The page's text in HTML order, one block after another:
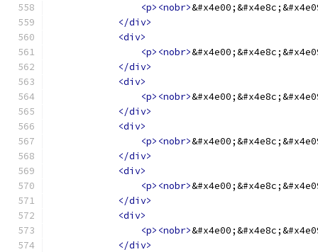
<p><nobr>
</div>
<div>
<p><nobr>
</div>
<div>
<p><nobr>
</div>
<div>
<p><nobr>
</div>
<div>
<p><nobr>
</div>
<div>
<p><nobr>
</div>